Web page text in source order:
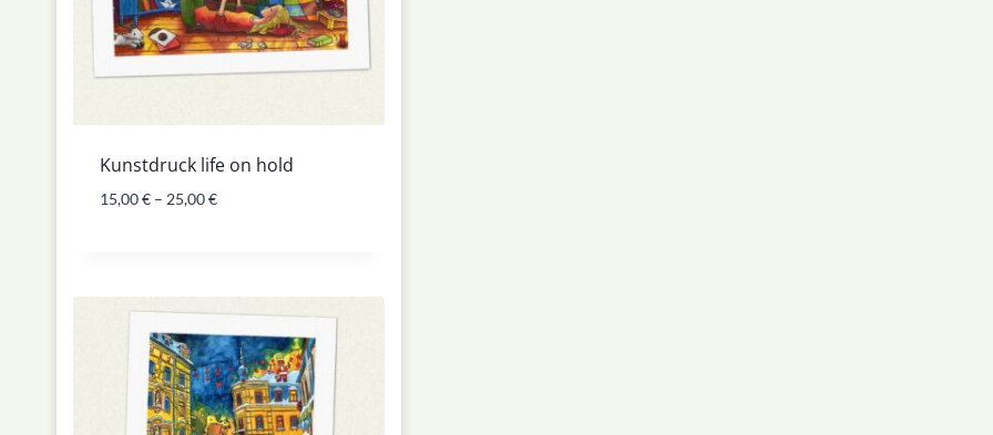
Kunstdruck life on hold
15,00€ – 25,00€